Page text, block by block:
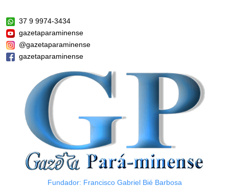
37 9 9974-3434
gazetaparaminense
@gazetaparaminense
gazetaparaminense
Fundador: Francisco Gabriel Bié Barbosa